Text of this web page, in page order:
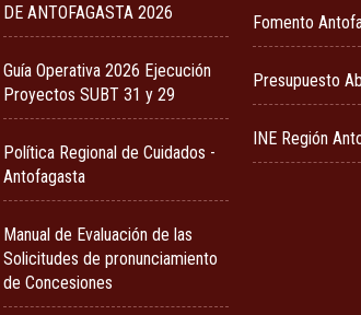
DE ANTOFAGASTA 2026
Guía Operativa 2026 Ejecución
Proyectos SUBT 31 y 29
Política Regional de Cuidados -
Antofagasta
Manual de Evaluación de las
Solicitudes de pronunciamiento
de Concesiones
Fomento
Presupuesto
INE Región